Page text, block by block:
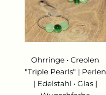
Ohr­rin­ge • Creo­len
"Trip­le Pearls" | Per­len
| Edel­stahl • Glas |